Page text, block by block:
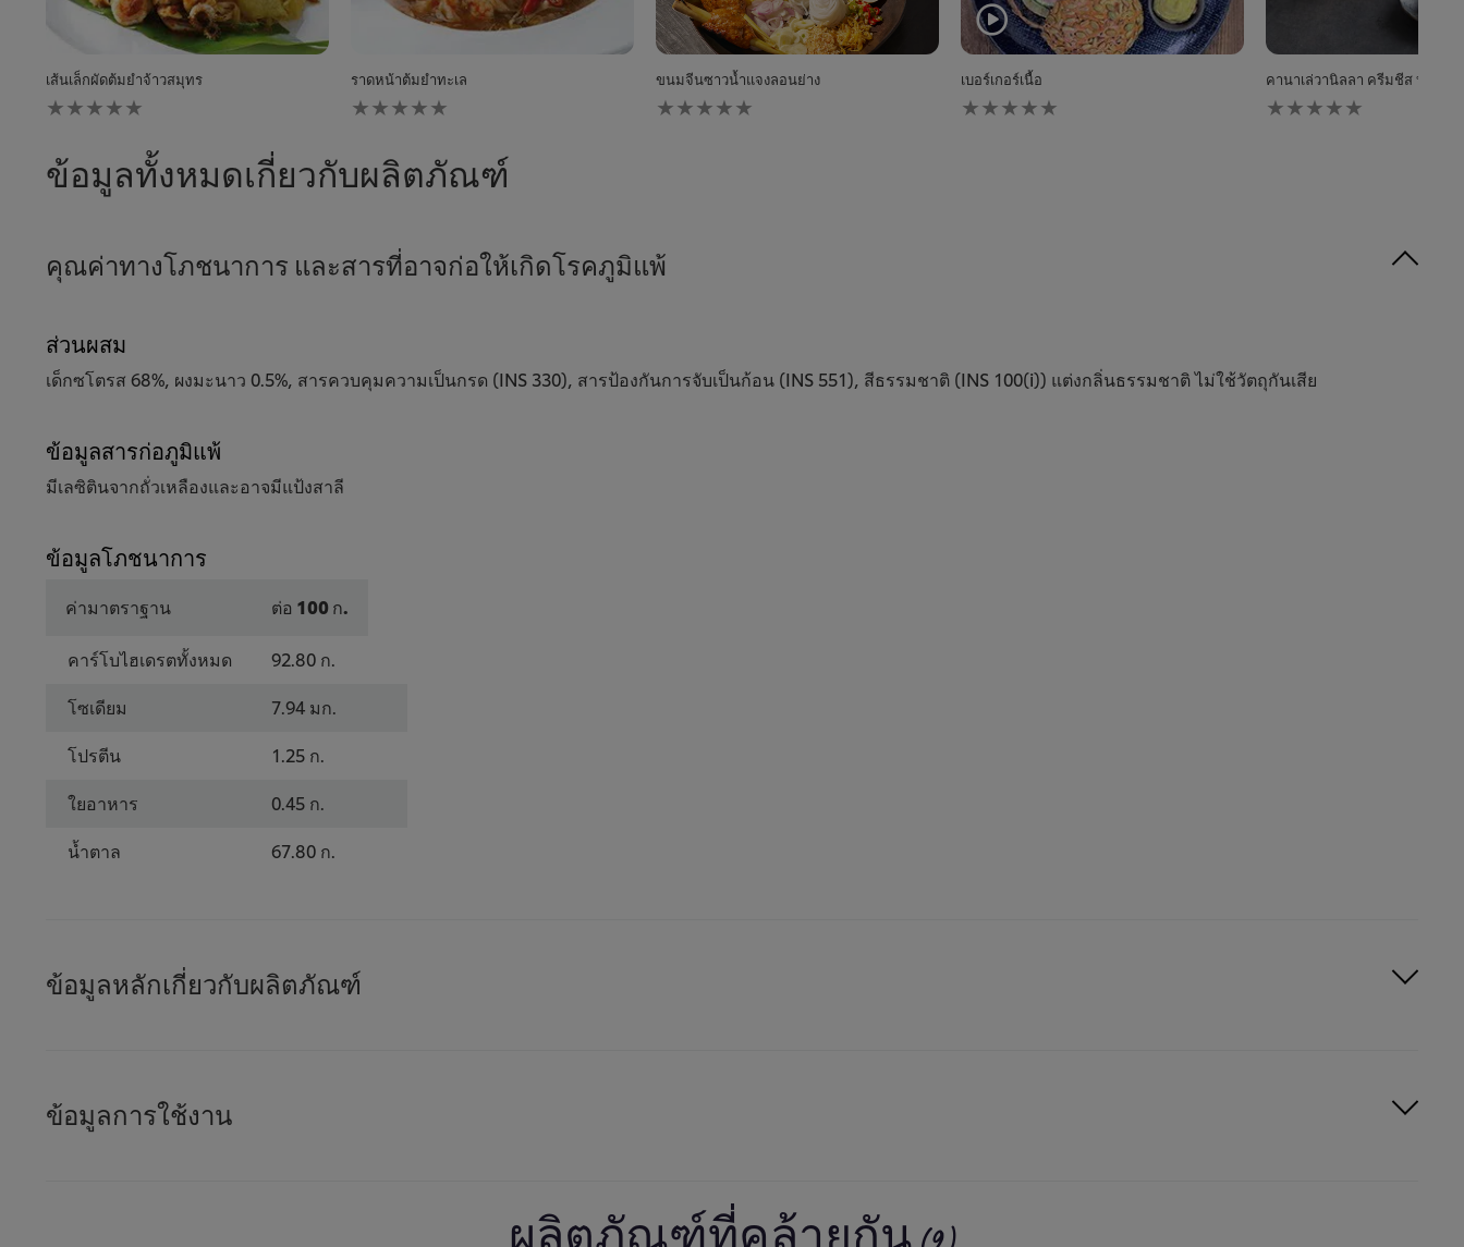
เส้นเล็กผัดต้มยำจ้าวสมุทร
ไม่มี
การ
คะแนน
สำหรับ
ราดหน้าต้มยำทะเล
ไม่มี
การ
คะแนน
สำหรับ
ขนมจีนซาวน้ำแจงลอนย่าง
ไม่มี
การ
เบอร์เกอร์เนื้อ
ไม่มี
การ
คานาเล่วานิลลา ครีมชีส บลูเบอ
ไม่มี
การ
ข้อมูลทั้งหมดเกี่ยวกับผลิตภัณฑ์
คุณค่าทางโภชนาการ และสารที่อาจก่อให้เกิดโรคภูมิแพ้
ส่วนผสม
เด็กซโตรส 68%, ผงมะนาว 0.5%, สารควบคุมความเป็นกรด (INS 330), สารป้องกันการจับเป็นก้อน (INS 551), สีธรรมชาติ (INS 100(i)) แต่งกลิ่นธรรมชาติ ไม่ใช้วัตถุกันเสีย
ข้อมูลสารก่อภูมิแพ้
มีเลซิตินจากถั่วเหลืองและอาจมีแป้งสาลี
ข้อมูลโภชนาการ
ค่ามาตราฐาน ต่อ 100 ก.
คาร์โบไฮเดรตทั้งหมด
92.80 ก.
โซเดียม
7.94 มก.
โปรตีน
1.25 ก.
ใยอาหาร
0.45 ก.
น้ำตาล
67.80 ก.
ข้อมูลหลักเกี่ยวกับผลิตภัณฑ์
ข้อมูลการใช้งาน